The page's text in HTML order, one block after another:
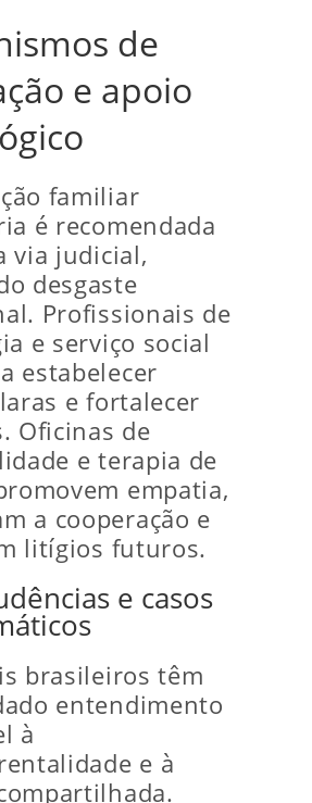
de
e apoio
familiar
é recomendada
via judicial,
desgaste
Profissionais de
e serviço social
estabelecer
e fortalecer
Oficinas de
e terapia de
empatia,
a cooperação e
litígios futuros.
e casos
brasileiros têm
entendimento
à
e à